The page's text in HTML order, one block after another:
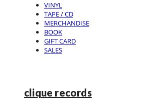
VINYL
TAPE / CD
MERCHANDISE
BOOK
GIFT CARD
SALES
clique records